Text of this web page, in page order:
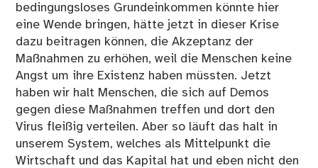
bedingungsloses Grundeinkommen könnte hier
eine Wende bringen, hätte jetzt in dieser Krise
dazu beitragen können, die Akzeptanz der
Maßnahmen zu erhöhen, weil die Menschen keine
Angst um ihre Existenz haben müssten. Jetzt
haben wir halt Menschen, die sich auf Demos
gegen diese Maßnahmen treffen und dort den
Virus fleißig verteilen. Aber so läuft das halt in
unserem System, welches als Mittelpunkt die
Wirtschaft und das Kapital hat und eben nicht den